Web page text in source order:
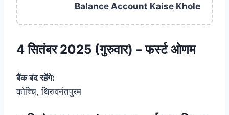
Balance Account Kaise Khole
4 सितंबर 2025 (गुरुवार) – फर्स्ट ओणम
बैंक बंद रहेंगे:
कोच्चि, थिरुवनंतपुरम